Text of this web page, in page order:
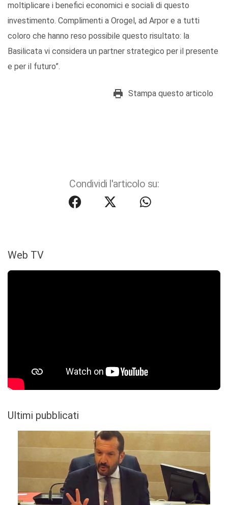
moltiplicare i benefici economici e sociali di questo
investimento. Complimenti a Orogel, ad Arpor e a tutti
coloro che hanno reso possibile questo risultato: la
Basilicata vi considera un partner strategico per il presente
e per il futuro”.
Stampa questo articolo
Condividi l'articolo su:
Web TV
Ultimi pubblicati